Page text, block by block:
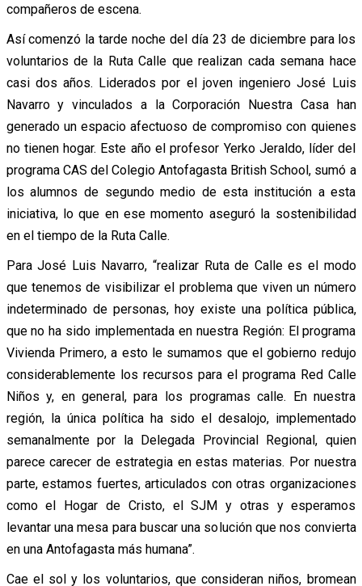
compañeros de escena.
Así comenzó la tarde noche del día 23 de diciembre para los
voluntarios de la Ruta Calle que realizan cada semana hace
casi dos años. Liderados por el joven ingeniero José Luis
Navarro y vinculados a la Corporación Nuestra Casa han
generado un espacio afectuoso de compromiso con quienes
no tienen hogar. Este año el profesor Yerko Jeraldo, líder del
programa CAS del Colegio Antofagasta British School, sumó a
los alumnos de segundo medio de esta institución a esta
iniciativa, lo que en ese momento aseguró la sostenibilidad
en el tiempo de la Ruta Calle.
Para José Luis Navarro, “realizar Ruta de Calle es el modo
que tenemos de visibilizar el problema que viven un número
indeterminado de personas, hoy existe una política pública,
que no ha sido implementada en nuestra Región: El programa
Vivienda Primero, a esto le sumamos que el gobierno redujo
considerablemente los recursos para el programa Red Calle
Niños y, en general, para los programas calle. En nuestra
región, la única política ha sido el desalojo, implementado
semanalmente por la Delegada Provincial Regional, quien
parece carecer de estrategia en estas materias. Por nuestra
parte, estamos fuertes, articulados con otras organizaciones
como el Hogar de Cristo, el SJM y otras y esperamos
levantar una mesa para buscar una solución que nos convierta
en una Antofagasta más humana”.
Cae el sol y los voluntarios, que consideran niños, bromean